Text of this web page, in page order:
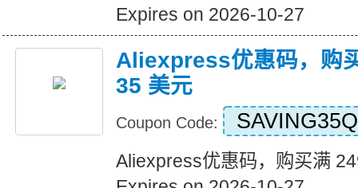
Expires on 2026-10-27
Aliexpress优惠码，购
35 美元
Coupon Code: SAVING35Q
Aliexpress优惠码，购买满